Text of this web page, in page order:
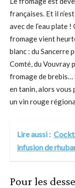
françaises. Et il
avec de l’eau plate
fromage vient
blanc : du Sancerre
Comté, du Vouvray
fromage de brebis…
en tanin, alors vous
un vin rouge
Lire aussi :
infusion de
Pour les